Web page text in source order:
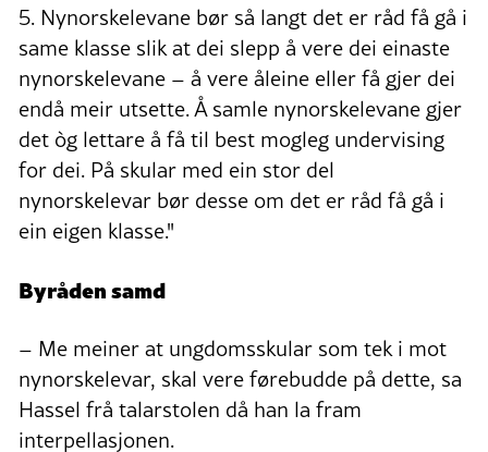
5. Nynorskelevane bør så langt det er råd få gå i
same klasse slik at dei slepp å vere dei einaste
nynorskelevane – å vere åleine eller få gjer dei
endå meir utsette. Å samle nynorskelevane gjer
det òg lettare å få til best mogleg undervising
for dei. På skular med ein stor del
nynorskelevar bør desse om det er råd få gå i
ein eigen klasse."
Byråden samd
– Me meiner at ungdomsskular som tek i mot
nynorskelevar, skal vere førebudde på dette, sa
Hassel frå talarstolen då han la fram
interpellasjonen.